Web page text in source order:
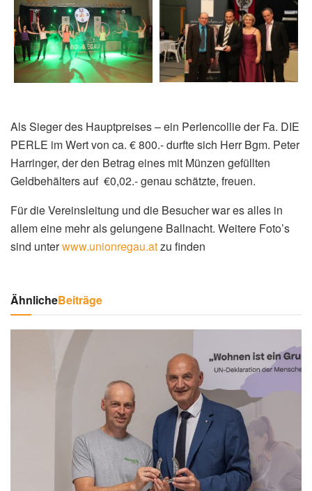
Als Sieger des Hauptpreises – ein Perlencollie der Fa. DIE
PERLE im Wert von ca. € 800.- durfte sich Herr Bgm. Peter
Harringer, der den Betrag eines mit Münzen gefüllten
Geldbehälters auf €0,02.- genau schätzte, freuen.
Für die Vereinsleitung und die Besucher war es alles in
allem eine mehr als gelungene Ballnacht. Weitere Foto’s
sind unterwww.unionregau.atzu finden
ÄhnlicheBeiträge